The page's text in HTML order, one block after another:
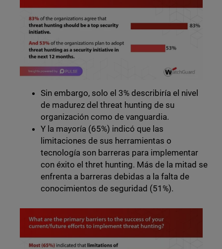
Sin embargo, solo el 3% describiría el nivel
de madurez del threat hunting de su
organización como de vanguardia.
Y la mayoría (65%) indicó que las
limitaciones de sus herramientas o
tecnología son barreras para implementar
con éxito el thret hunting. Más de la mitad se
enfrenta a barreras debidas a la falta de
conocimientos de seguridad (51%).